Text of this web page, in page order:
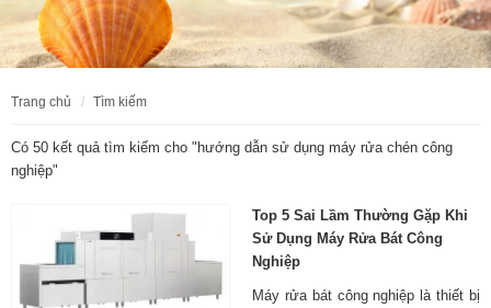
trang chủ tìm kiếm
Có 50 kết quả tìm kiếm cho "hướng dẫn sử dụng máy rửa chén công
nghiệp"
Top 5 Sai Lầm Thường Gặp Khi
Sử Dụng Máy Rửa Bát Công
Nghiệp
Máy rửa bát công nghiệp là thiết bị